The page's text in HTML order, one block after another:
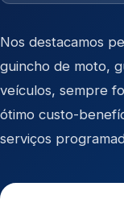
Nos destacamos
guincho de moto,
veículos, sempre
ótimo custo-
serviços